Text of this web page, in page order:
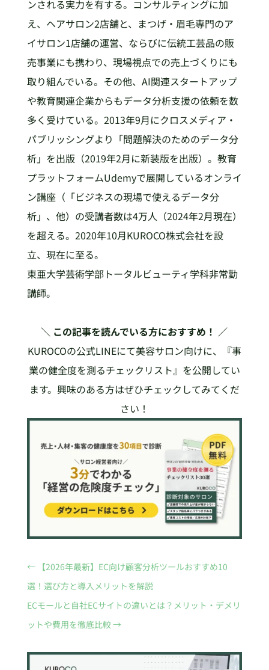
ンされる実力を有する。コンサルティングに加
え、ヘアサロン2店舗と、まつげ・眉毛専門のア
イサロン1店舗の運営、ならびに伝統工芸品の販
売事業にも携わり、現場視点での売上づくりにも
取り組んでいる。その他、AI関連スタートアップ
や教育関連企業からもデータ分析支援の依頼を数
多く受けている。2013年9月にクロスメディア・
パブリッシングより「問題解決のためのデータ分
析」を出版（2019年2月に新装版を出版）。教育
プラットフォームUdemyで展開しているオンライ
ン講座（「ビジネスの現場で使えるデータ分
析」、他）の受講者数は4万人（2024年2月現在）
を超える。2020年10月KUROCO株式会社を設
立、現在に至る。
東亜大学芸術学部トータルビューティ学科非常勤
講師。
＼ この記事を読んでいる方におすすめ！ ／
KUROCOの公式LINEにて美容サロン向けに、『事
業の健全度を測るチェックリスト』を公開してい
ます。興味のある方はぜひチェックしてみてくだ
さい！
← 【2026年最新】EC向け顧客分析ツールおすすめ10
選！選び方と導入メリットを解説
ECモールと自社ECサイトの違いとは？メリット・デメリ
ットや費用を徹底比較→